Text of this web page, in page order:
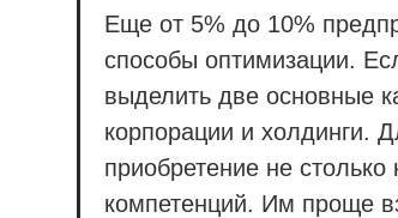
Еще от 5% до 10%
способы оптимизации.
выделить две основные
корпорации и холдинги.
приобретение не столько
компетенций. Им проще